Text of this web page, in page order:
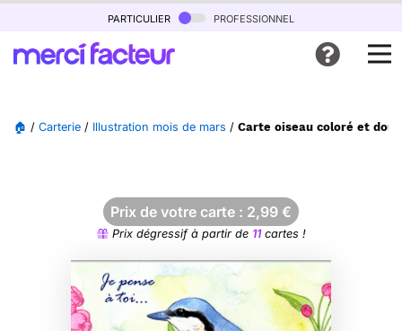
particulier professionnel
🏠 / Carterie / Illustration mois de mars / Carte oiseau coloré et
Prix de votre carte : 2,99 €
Prix dégressif à partir de 11cartes !